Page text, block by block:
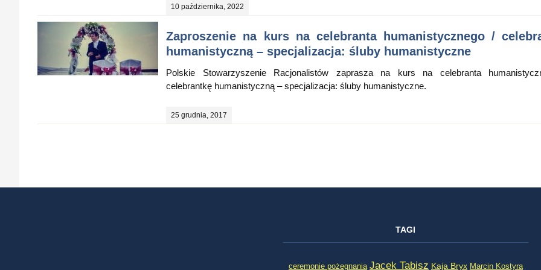
10 października, 2022
Zaproszenie na kurs na celebranta humanistycznego /
humanistyczną – specjalizacja: śluby humanistyczne
Polskie Stowarzyszenie Racjonalistów zaprasza na kurs na celebranta
celebrantkę humanistyczną – specjalizacja: śluby humanistyczne.
25 grudnia, 2017
TAGI
ceremonie pożegnania Jacek Tabisz Kaja Bryx Marcin Kostyra